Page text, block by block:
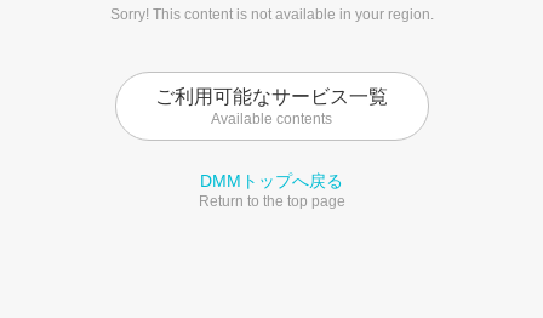
Sorry! This content is not available in your region.
ご利用可能なサービス一覧
Available contents
DMMトップへ戻る
Return to the top page